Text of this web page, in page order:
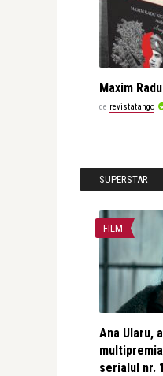
Maxim
de revistatango
SUPERSTAR
FILM
Ana Ularu,
serialul nr.